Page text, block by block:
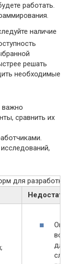
работать.
наличие
решать
необходимые
важно
сравнить их
для разработки:
для